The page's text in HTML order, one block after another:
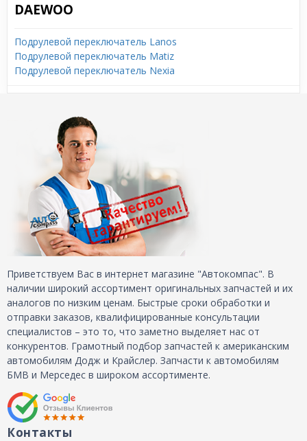
DAEWOO
Подрулевой переключатель Lanos
Подрулевой переключатель Matiz
Подрулевой переключатель Nexia
Приветствуем Вас в интернет магазине "Автокомпас". В
наличии широкий ассортимент оригинальных запчастей и их
аналогов по низким ценам. Быстрые сроки обработки и
отправки заказов, квалифицированные консультации
специалистов – это то, что заметно выделяет нас от
конкурентов. Грамотный подбор запчастей к американским
автомобилям Додж и Крайслер. Запчасти к автомобилям
БМВ и Мерседес в широком ассортименте.
Контакты